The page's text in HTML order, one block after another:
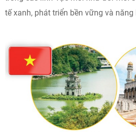
tế xanh, phát triển bền vững và